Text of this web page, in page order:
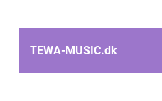
TEWA-MUSIC.dk